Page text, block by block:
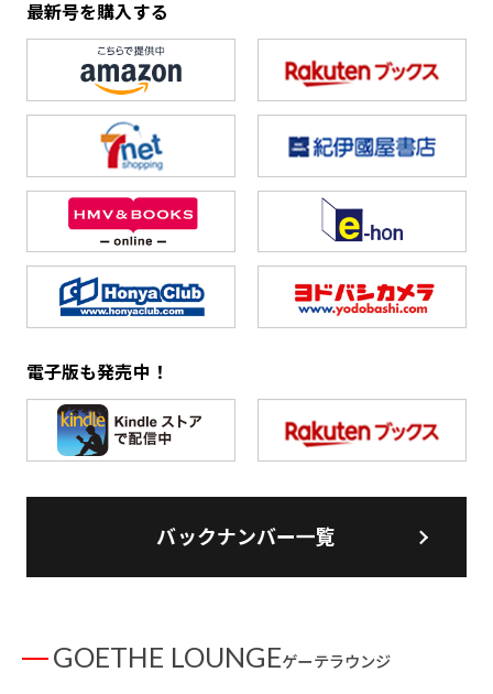
最新号を購入する
電子版も発売中！
バックナンバー一覧
GOETHE LOUNGEゲーテラウンジ